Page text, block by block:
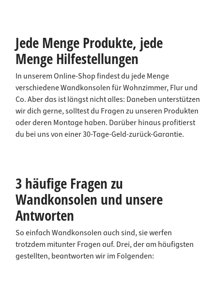
Jede Menge Produkte, jede
Menge Hilfestellungen
In unserem Online-Shop findest du jede Menge
verschiedene Wandkonsolen für Wohnzimmer, Flur und
Co. Aber das ist längst nicht alles: Daneben unterstützen
wir dich gerne, solltest du Fragen zu unseren Produkten
oder deren Montage haben. Darüber hinaus profitierst
du bei uns von einer 30-Tage-Geld-zurück-Garantie.
3 häufige Fragen zu
Wandkonsolen und unsere
Antworten
So einfach Wandkonsolen auch sind, sie werfen
trotzdem mitunter Fragen auf. Drei, der am häufigsten
gestellten, beantworten wir im Folgenden: